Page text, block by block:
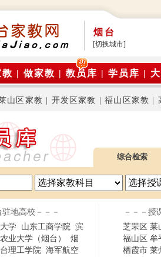
烟台
[切换城市]
| 做家教 | 教员库 | 学员库 |
山区家教 开发区家教 |福山区家教
综合检索
驻地高校－－－
学 山东工商学院 滨
业大学（烟台）
烟
理工学院 海军航空
－－－授
芝罘区 莱
福山区 牟
栖霞市 莱